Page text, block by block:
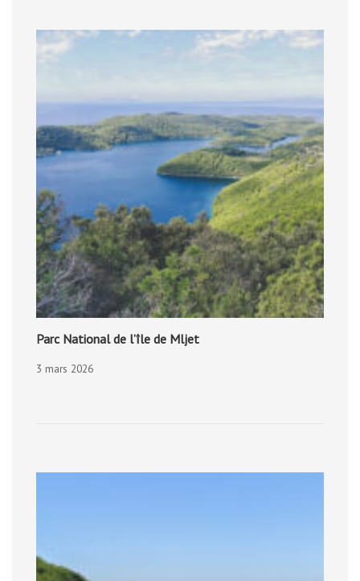
Parc National de l’île de Mljet
3 mars 2026